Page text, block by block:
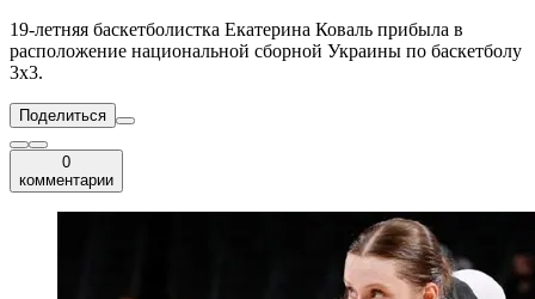
19-летняя баскетболистка Екатерина Коваль прибыла в
расположение национальной сборной Украины по баскетболу
3х3.
Поделиться
0
комментарии